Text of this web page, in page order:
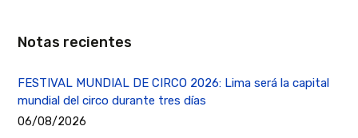
Notas recientes
FESTIVAL MUNDIAL DE CIRCO 2026: Lima será la capital
mundial del circo durante tres días
06/08/2026